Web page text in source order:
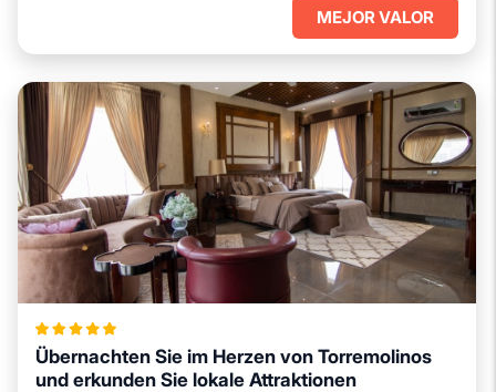
MEJOR VALOR
Übernachten Sie im Herzen von Torremolinos
und erkunden Sie lokale Attraktionen